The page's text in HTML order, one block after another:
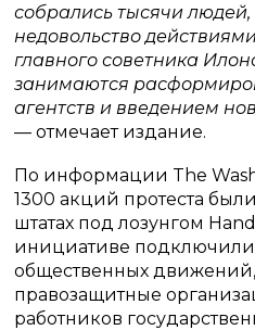
собрались тысячи
недовольство
главного советника
занимаются
агентств и введением
— отмечает издание.
По информации The
1300 акций протеста
штатах под лозунгом
инициативе
общественных
правозащитные
работников